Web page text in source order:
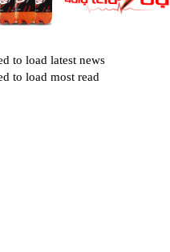
to load latest news
to load most read